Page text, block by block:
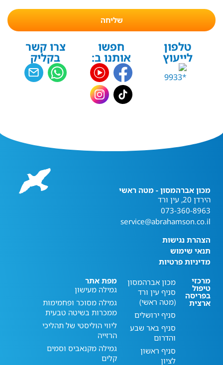
שליחה
טלפון
לייעוץ
חפשו
אותנו ב:
צרו קשר
בקליק
מכון אברהמסון - מטה ראשי
הירדן 20, עין ורד
073-360-8963
service@abrahamson.co.il
הצהרת נגישות
תנאי שימוש
מדיניות פרטיות
מרכזי
טיפול
בפריסה
ארצית
מכון אברהמסון
סניף עין ורד
(מטה ראשי)
סניף ירושלים
סניף באר שבע
והדרום
סניף ראשון
לציון
מפת אתר
גמילה מעישון
גמילה מסוכר ופחמימות
ממכרות בשיטה טבעית
ליווי הוליסטי של תהליכי
הרזייה
גמילה מקנאביס וסמים
קלים